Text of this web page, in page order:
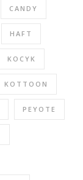
CANDY
HAFT
KOCYK
KOTTOON
PEYOTE